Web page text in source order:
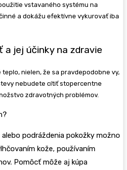
vstavaného systému na
a dokážu efektívne vykurovať iba
a jej účinky na zdravie
nielen, že sa pravdepodobne vy,
nebudete cítiť stopercentne
zdravotných problémov.
alebo podráždenia pokožky možno
kože, používaním
Pomôcť môže aj kúpa